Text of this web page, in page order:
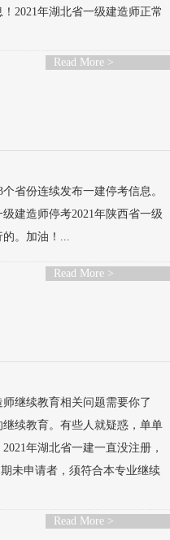
2021年湖北省一级建造师正常
Read More >
省份连续发布一建停考信息。
建造师停考2021年陕西省一级
。加油！...
Read More >
继续教育相关问题需要你了
续教育。有些人就疑惑，单单
年湖北省一建一直没注册，
未申请者，须符合本专业继续
Read More >